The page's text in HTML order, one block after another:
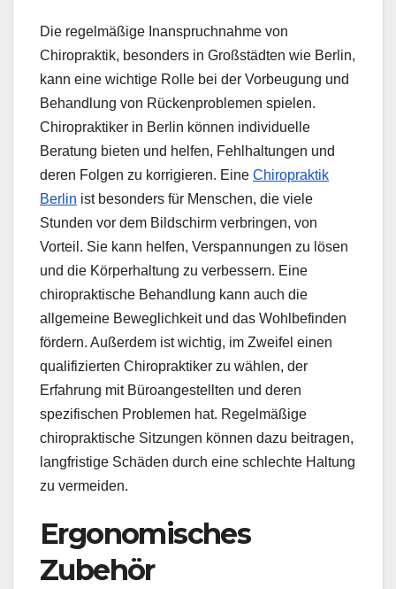
Die regelmäßige Inanspruchnahme von
Chiropraktik, besonders in Großstädten wie Berlin,
kann eine wichtige Rolle bei der Vorbeugung und
Behandlung von Rückenproblemen spielen.
Chiropraktiker in Berlin können individuelle
Beratung bieten und helfen, Fehlhaltungen und
deren Folgen zu korrigieren. Eine Chiropraktik
Berlin ist besonders für Menschen, die viele
Stunden vor dem Bildschirm verbringen, von
Vorteil. Sie kann helfen, Verspannungen zu lösen
und die Körperhaltung zu verbessern. Eine
chiropraktische Behandlung kann auch die
allgemeine Beweglichkeit und das Wohlbefinden
fördern. Außerdem ist wichtig, im Zweifel einen
qualifizierten Chiropraktiker zu wählen, der
Erfahrung mit Büroangestellten und deren
spezifischen Problemen hat. Regelmäßige
chiropraktische Sitzungen können dazu beitragen,
langfristige Schäden durch eine schlechte Haltung
zu vermeiden.
Ergonomisches
Zubehör